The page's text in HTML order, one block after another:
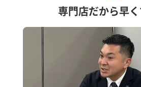
専門店だから早